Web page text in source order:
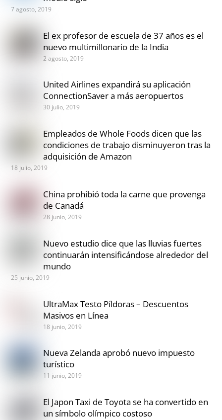
7 agosto, 2019
El ex profesor de escuela de 37 años es el
nuevo multimillonario de la India
2 agosto, 2019
United Airlines expandirá su aplicación
ConnectionSaver a más aeropuertos
30 julio, 2019
Empleados de Whole Foods dicen que las
condiciones de trabajo disminuyeron tras la
adquisición de Amazon
18 julio, 2019
China prohibió toda la carne que provenga
de Canadá
28 junio, 2019
Nuevo estudio dice que las lluvias fuertes
continuarán intensificándose alrededor del
mundo
25 junio, 2019
UltraMax Testo Píldoras – Descuentos
Masivos en Línea
18 junio, 2019
Nueva Zelanda aprobó nuevo impuesto
turístico
11 junio, 2019
El Japon Taxi de Toyota se ha convertido en
un símbolo olímpico costoso